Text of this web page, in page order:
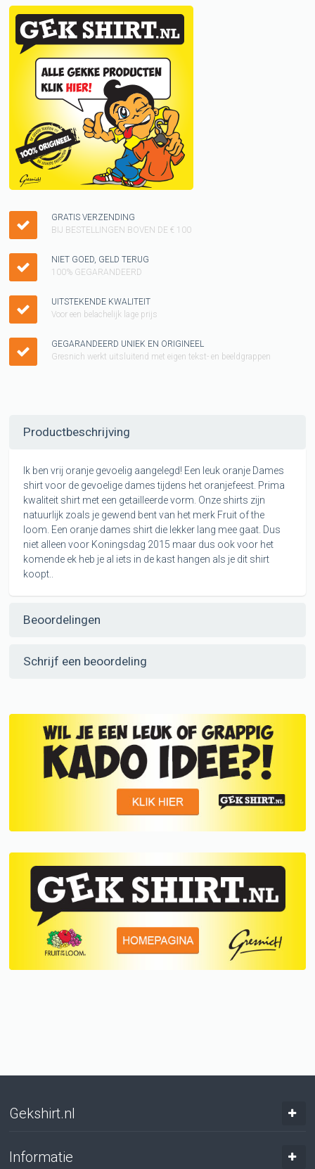
GRATIS VERZENDING
BIJ BESTELLINGEN BOVEN DE € 100
NIET GOED, GELD TERUG
100% GEGARANDEERD
UITSTEKENDE KWALITEIT
Voor een belachelijk lage prijs
GEGARANDEERD UNIEK EN ORIGINEEL
Gresnich werkt uitsluitend met eigen tekst- en beeldgrappen
Productbeschrijving
Ik ben vrij oranje gevoelig aangelegd! Een leuk oranje Dames
shirt voor de gevoelige dames tijdens het oranjefeest. Prima
kwaliteit shirt met een getailleerde vorm. Onze shirts zijn
natuurlijk zoals je gewend bent van het merk Fruit of the
loom. Een oranje dames shirt die lekker lang mee gaat. Dus
niet alleen voor Koningsdag 2015 maar dus ook voor het
komende ek heb je al iets in de kast hangen als je dit shirt
koopt..
Beoordelingen
Schrijf een beoordeling
Gekshirt.nl
Informatie